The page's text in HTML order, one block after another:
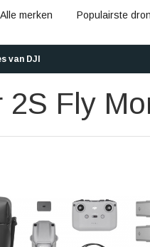
Alle merken Populairste
van DJI
2S Fly